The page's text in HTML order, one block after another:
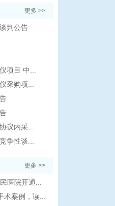
更多 >>
判公告
项目 中...
采购项...
议内采...
争性谈...
更多 >>
医院开通...
案例，读...